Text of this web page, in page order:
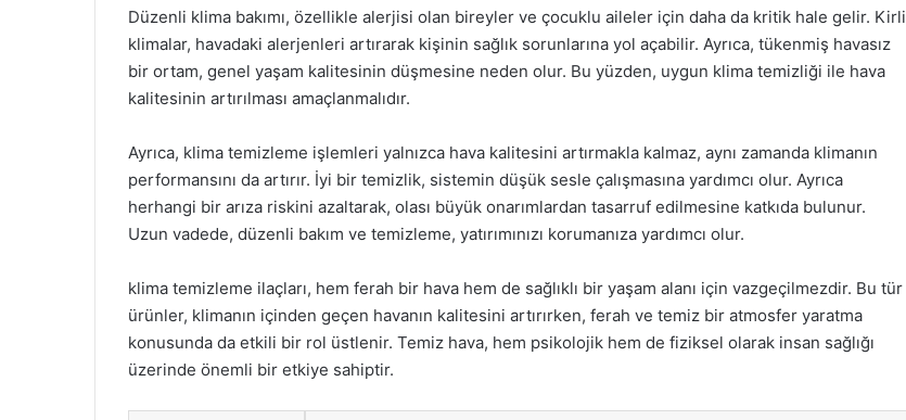
Düzenli klima bakımı, özellikle alerjisi olan bireyler ve çocuklu aileler için daha da kritik hale gelir. Kirli
klimalar, havadaki alerjenleri artırarak kişinin sağlık sorunlarına yol açabilir. Ayrıca, tükenmiş havasız
bir ortam, genel yaşam kalitesinin düşmesine neden olur. Bu yüzden, uygun klima temizliği ile hava
kalitesinin artırılması amaçlanmalıdır.
Ayrıca, klima temizleme işlemleri yalnızca hava kalitesini artırmakla kalmaz, aynı zamanda klimanın
performansını da artırır. İyi bir temizlik, sistemin düşük sesle çalışmasına yardımcı olur. Ayrıca
herhangi bir arıza riskini azaltarak, olası büyük onarımlardan tasarruf edilmesine katkıda bulunur.
Uzun vadede, düzenli bakım ve temizleme, yatırımınızı korumanıza yardımcı olur.
klima temizleme ilaçları, hem ferah bir hava hem de sağlıklı bir yaşam alanı için vazgeçilmezdir. Bu tür
ürünler, klimanın içinden geçen havanın kalitesini artırırken, ferah ve temiz bir atmosfer yaratma
konusunda da etkili bir rol üstlenir. Temiz hava, hem psikolojik hem de fiziksel olarak insan sağlığı
üzerinde önemli bir etkiye sahiptir.